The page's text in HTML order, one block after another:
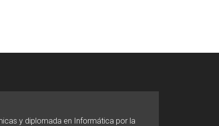
y diplomada en Informática por la